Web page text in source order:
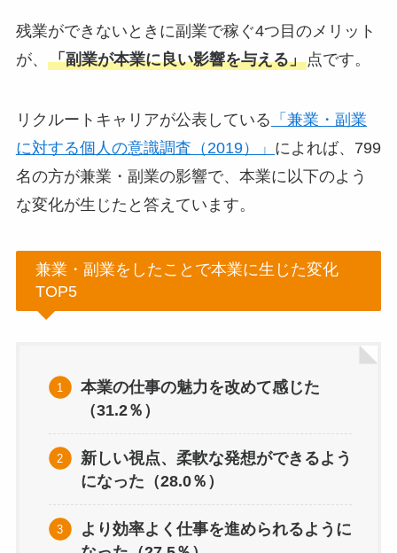
残業ができないときに副業で稼ぐ4つ目のメリット
が、 「副業が本業に良い影響を与える」点です。
リクルートキャリアが公表している 「兼業・副業
に対する個人の意識調査（2019）」 によれば、799
名の方が兼業・副業の影響で、本業に以下のよう
な変化が生じたと答えています。
兼業・副業をしたことで本業に生じた変化
TOP5
本業の仕事の魅力を改めて感じた
（31.2％）
新しい視点、柔軟な発想ができるよう
になった（28.0％）
より効率よく仕事を進められるように